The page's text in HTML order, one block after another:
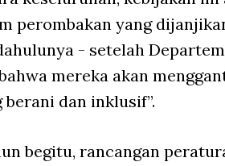
perombakan yang
- setelah
mereka akan
berani dan inklusif”.
begitu, rancangan